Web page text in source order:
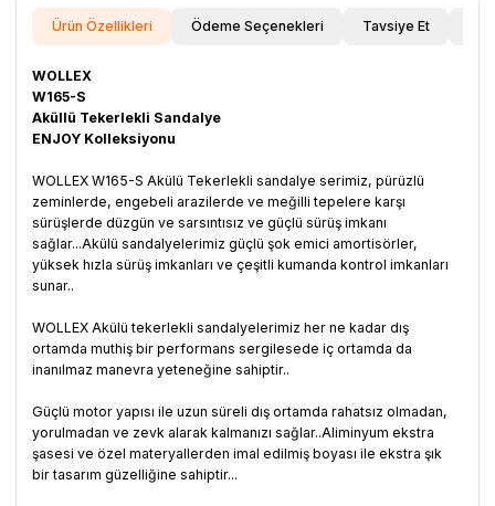
Ürün Özellikleri Ödeme Seçenekleri Tavsiye Et
WOLLEX
W165-S
Aküllü Tekerlekli Sandalye
ENJOY Kolleksiyonu
WOLLEX W165-S Akülü Tekerlekli sandalye serimiz, pürüzlü
zeminlerde, engebeli arazilerde ve meğilli tepelere karşı
sürüşlerde düzgün ve sarsıntısız ve güçlü sürüş imkanı
sağlar...Akülü sandalyelerimiz güçlü şok emici amortisörler,
yüksek hızla sürüş imkanları ve çeşitli kumanda kontrol imkanları
sunar..
WOLLEX Akülü tekerlekli sandalyelerimiz her ne kadar dış
ortamda muthiş bir performans sergilesede iç ortamda da
inanılmaz manevra yeteneğine sahiptir..
Güçlü motor yapısı ile uzun süreli dış ortamda rahatsız olmadan,
yorulmadan ve zevk alarak kalmanızı sağlar..Aliminyum ekstra
şasesi ve özel materyallerden imal edilmiş boyası ile ekstra şık
bir tasarım güzelliğine sahiptir...